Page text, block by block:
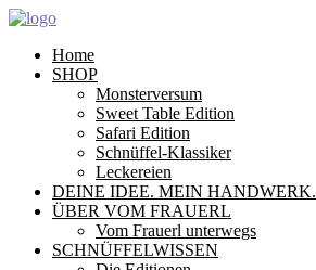
Home
SHOP
Monsterversum
Sweet Table Edition
Safari Edition
Schnüffel-Klassiker
Leckereien
DEINE IDEE. MEIN HANDWERK.
ÜBER VOM FRAUERL
Vom Frauerl unterwegs
SCHNÜFFELWISSEN